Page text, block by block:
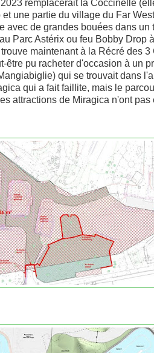
remplacerait la Coccinelle
une partie du village du Far
avec de grandes bouées dans un
Parc Astérix ou feu Bobby Drop à
maintenant à la Récré des 3
être pu racheter d'occasion à un
qui se trouvait dans
qui a fait faillite, mais le
attractions de Miragica n'ont pas